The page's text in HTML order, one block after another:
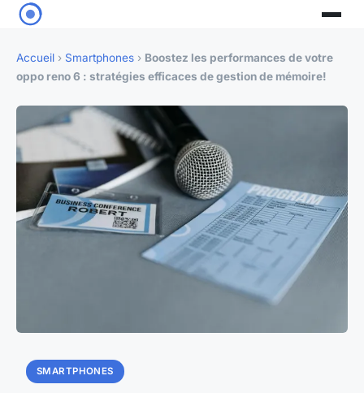
Accueil › Smartphones › Boostez les performances de votre
oppo reno 6 : stratégies efficaces de gestion de mémoire!
SMARTPHONES